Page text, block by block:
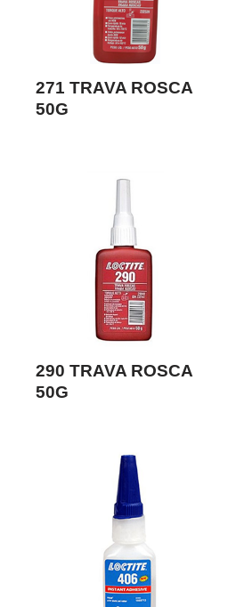
271 TRAVA ROSCA
50G
290 TRAVA ROSCA
50G